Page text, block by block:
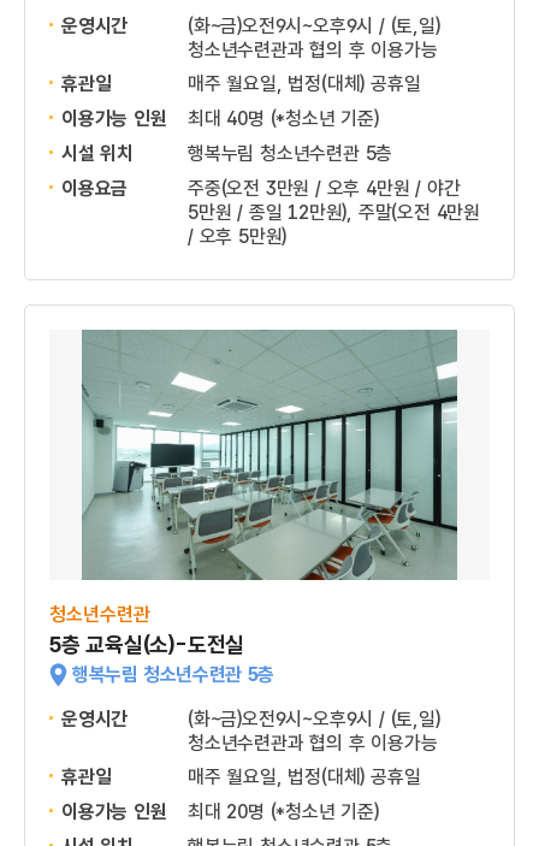
운영시간
(화~금)오전9시~오후9시 / (토,일)
청소년수련관과 협의 후 이용가능
휴관일
매주 월요일, 법정(대체) 공휴일
이용가능 인원
최대 40명 (*청소년 기준)
시설 위치
행복누림 청소년수련관 5층
이용요금
주중(오전 3만원 / 오후 4만원 / 야간
5만원 / 종일 12만원), 주말(오전 4만원
/ 오후 5만원)
청소년수련관
5층 교육실(소)-도전실
행복누림 청소년수련관 5층
운영시간
(화~금)오전9시~오후9시 / (토,일)
청소년수련관과 협의 후 이용가능
휴관일
매주 월요일, 법정(대체) 공휴일
이용가능 인원
최대 20명 (*청소년 기준)